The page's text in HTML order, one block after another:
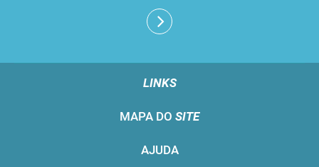
LINKS
MAPA DO SITE
AJUDA